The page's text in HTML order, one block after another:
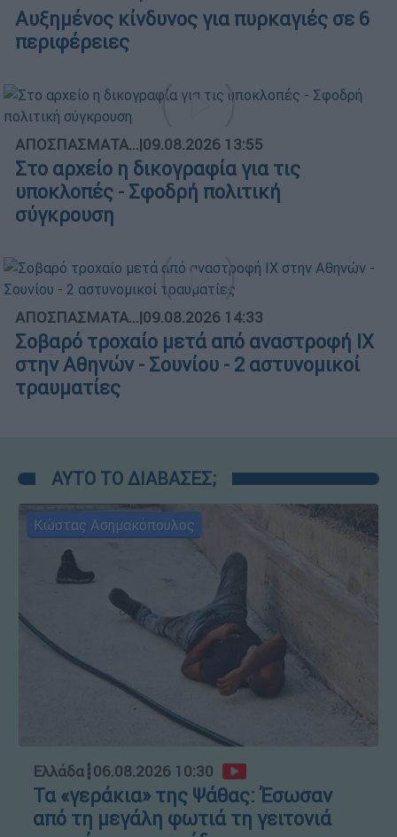
Αυξημένος κίνδυνος για πυρκαγιές σε 6
περιφέρειες
ΑΠΟΣΠΑΣΜΑΤΑ...|09.08.2026 13:55
Στο αρχείο η δικογραφία για τις
υποκλοπές - Σφοδρή πολιτική
σύγκρουση
ΑΠΟΣΠΑΣΜΑΤΑ...|09.08.2026 14:33
Σοβαρό τροχαίο μετά από αναστροφή ΙΧ
στην Αθηνών - Σουνίου - 2 αστυνομικοί
τραυματίες
ΑΥΤΟ ΤΟ ΔΙΑΒΑΣΕΣ;
Κώστας Ασημακόπουλος
Ελλάδα┋06.08.2026 10:30
Τα «γεράκια» της Ψάθας: Έσωσαν
από τη μεγάλη φωτιά τη γειτονιά